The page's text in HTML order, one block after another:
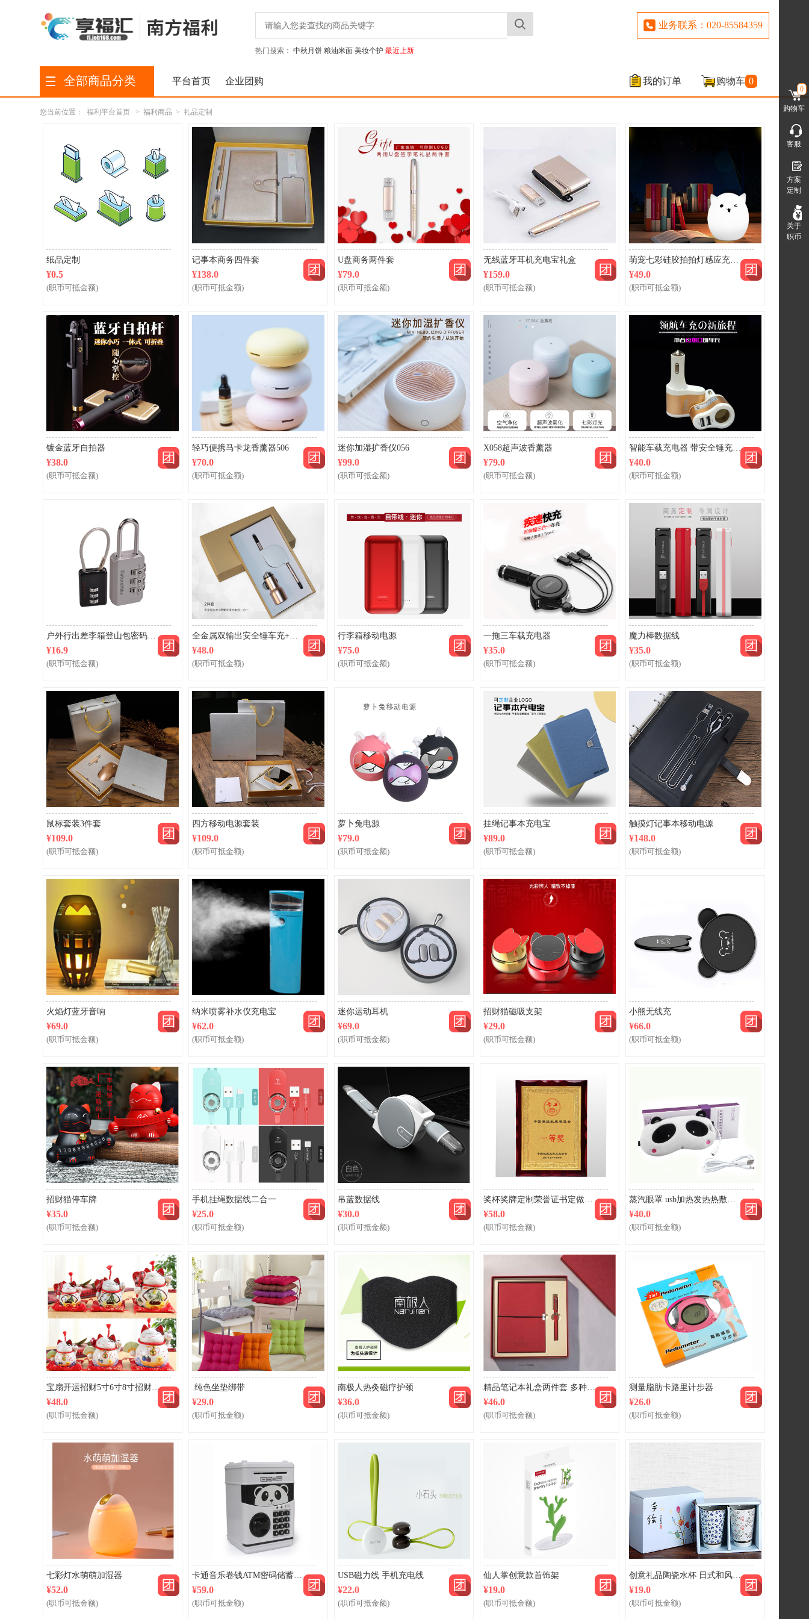
热门搜索： 中秋月饼 粮油米面 美妆个护 最近上新
业务联系：020-85584359
全部商品分类 平台首页 企业团购 我的订单 购物车 0
您当前位置： 福利平台首页 > 福利商品 > 礼品定制
纸品定制
¥0.5
(职币可抵金额)
记事本商务四件套
¥138.0
(职币可抵金额)
U盘商务两件套
¥79.0
(职币可抵金额)
无线蓝牙耳机充电宝礼盒
¥159.0
(职币可抵金额)
萌宠七彩硅胶拍拍灯感应充电LED灯
¥49.0
(职币可抵金额)
团购
镀金蓝牙自拍器
¥38.0
(职币可抵金额)
团购
轻巧便携马卡龙香薰器506
¥70.0
(职币可抵金额)
团购
迷你加湿扩香仪056
¥99.0
(职币可抵金额)
X058超声波香薰器
¥79.0
(职币可抵金额)
团购
智能车载充电器 带安全锤充电器 CC05 金色
¥40.0
(职币可抵金额)
团购
户外行出差李箱登山包密码锁旅行安全防盗锁
¥16.9
(职币可抵金额)
团购
全金属双输出安全锤车充+伸缩线两件套
¥48.0
(职币可抵金额)
团购
行李箱移动电源
¥75.0
(职币可抵金额)
团购
一拖三车载充电器
¥35.0
(职币可抵金额)
团购
魔力棒数据线
¥35.0
(职币可抵金额)
鼠标套装3件套
¥109.0
(职币可抵金额)
团购
四方移动电源套装
¥109.0
(职币可抵金额)
团购
萝卜兔电源
¥79.0
(职币可抵金额)
团购
挂绳记事本充电宝
¥89.0
(职币可抵金额)
触摸灯记事本移动电源
¥148.0
(职币可抵金额)
火焰灯蓝牙音响
¥69.0
(职币可抵金额)
团购
纳米喷雾补水仪充电宝
¥62.0
(职币可抵金额)
团购
迷你运动耳机
¥69.0
(职币可抵金额)
团购
招财猫磁吸支架
¥29.0
(职币可抵金额)
团购
小熊无线充
¥66.0
(职币可抵金额)
招财猫停车牌
¥35.0
(职币可抵金额)
团购
手机挂绳数据线二合一
¥25.0
(职币可抵金额)
吊蓝数据线
¥30.0
(职币可抵金额)
团购
奖杯奖牌定制荣誉证书定做尺寸齐全
¥58.0
(职币可抵金额)
蒸汽眼罩 usb加热发热热敷眼罩
¥40.0
(职币可抵金额)
团购
宝扇开运招财5寸6寸8寸招财猫 储蓄罐
¥48.0
(职币可抵金额)
纯色坐垫绑带
¥29.0
(职币可抵金额)
南极人热灸磁疗护颈
¥36.0
(职币可抵金额)
精品笔记本礼盒两件套 多种款式 量大从优 更多款式请点击页面查看
¥46.0
(职币可抵金额)
测量脂肪卡路里计步器
¥26.0
(职币可抵金额)
七彩灯水萌萌加湿器
¥52.0
(职币可抵金额)
卡通音乐卷钱ATM密码储蓄罐硬币纸币存钱罐
¥59.0
(职币可抵金额)
USB磁力线 手机充电线
¥22.0
(职币可抵金额)
仙人掌创意款首饰架
¥19.0
(职币可抵金额)
创意礼品陶瓷水杯 日式和风系列—两杯套装
¥19.0
(职币可抵金额)
购物车
0
客服
方案
定制
关于
职币